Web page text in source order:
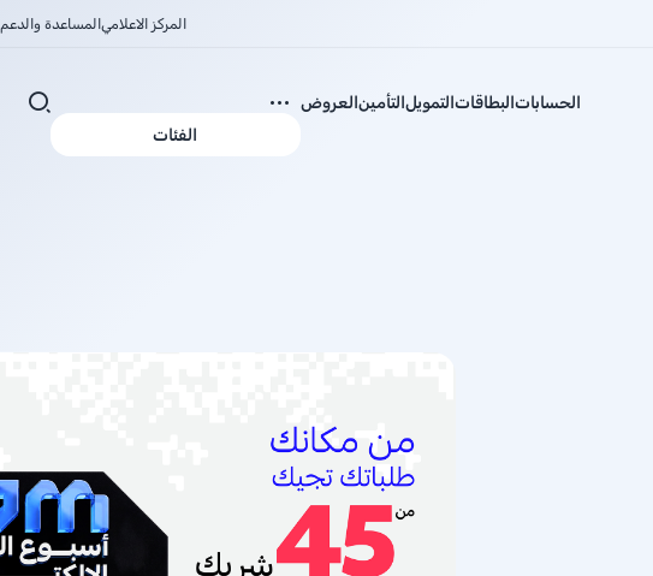
المركز الاعلاميالمساعدة والدعم
الحساباتالبطاقاتالتمويلالتأمينالعروض
الفئات